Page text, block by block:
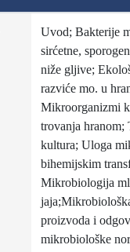
Uvod; Bakterije
sirćetne,
niže gljive;
razviće mo. u
Mikroorganizmi
trovanja hranom;
kultura; Uloga
bihemijskim
Mikrobiologija
proizvoda i
mikrobiološke